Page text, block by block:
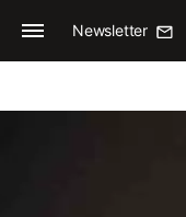
Newsletter